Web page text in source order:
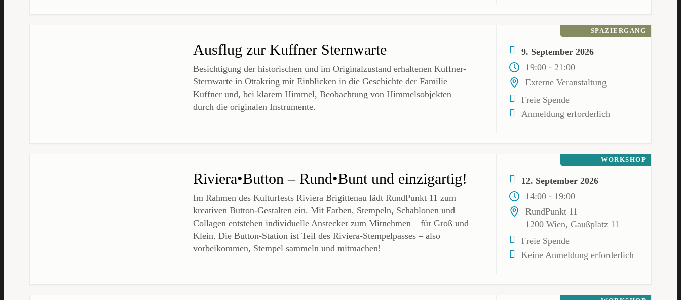
Ausflug zur Kuffner Sternwarte
Besichtigung der historischen und im Originalzustand erhaltenen Kuffner-
Sternwarte in Ottakring mit Einblicken in die Geschichte der Familie
Kuffner und, bei klarem Himmel, Beobachtung von Himmelsobjekten
durch die originalen Instrumente.
9. September 2026
SPAZIERGANG
19:00 - 21:00
Externe Veranstaltung
Freie Spende
Anmeldung erforderlich
Riviera•Button – Rund•Bunt und einzigartig!
Im Rahmen des Kulturfests Riviera Brigittenau lädt RundPunkt 11 zum
kreativen Button-Gestalten ein. Mit Farben, Stempeln, Schablonen und
Collagen entstehen individuelle Anstecker zum Mitnehmen – für Groß und
Klein. Die Button-Station ist Teil des Riviera-Stempelpasses – also
vorbeikommen, Stempel sammeln und mitmachen!
12. September 2026
WORKSHOP
14:00 - 19:00
RundPunkt 11
1200 Wien, Gaußplatz 11
Freie Spende
Keine Anmeldung erforderlich